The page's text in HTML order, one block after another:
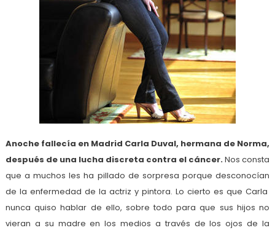
Anoche fallecía en Madrid Carla Duval, hermana de Norma,
después de una lucha discreta contra el cáncer.Nos consta
que a muchos les ha pillado de sorpresa porque desconocían
de la enfermedad de la actriz y pintora. Lo cierto es que Carla
nunca quiso hablar de ello, sobre todo para que sus hijos no
vieran a su madre en los medios a través de los ojos de la